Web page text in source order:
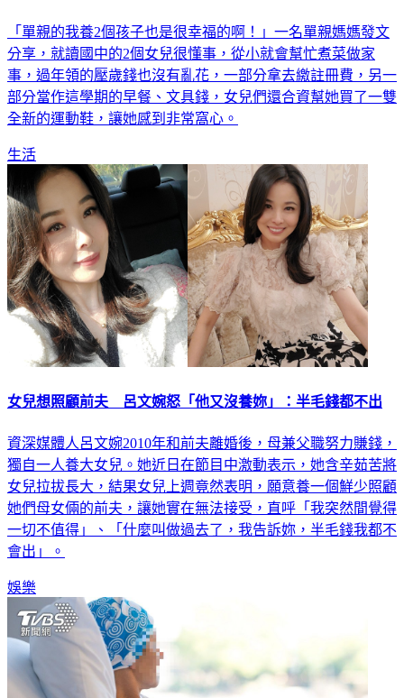
「單親的我養2個孩子也是很幸福的啊！」一名單親媽媽發文
分享，就讀國中的2個女兒很懂事，從小就會幫忙煮菜做家
事，過年領的壓歲錢也沒有亂花，一部分拿去繳註冊費，另一
部分當作這學期的早餐、文具錢，女兒們還合資幫她買了一雙
全新的運動鞋，讓她感到非常窩心。
生活
女兒想照顧前夫 呂文婉怒「他又沒養妳」：半毛錢都不出
資深媒體人呂文婉2010年和前夫離婚後，母兼父職努力賺錢，
獨自一人養大女兒。她近日在節目中激動表示，她含辛茹苦將
女兒拉拔長大，結果女兒上週竟然表明，願意養一個鮮少照顧
她們母女倆的前夫，讓她實在無法接受，直呼「我突然間覺得
一切不值得」、「什麼叫做過去了，我告訴妳，半毛錢我都不
會出」。
娛樂